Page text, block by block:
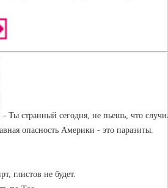
- Ты странный сегодня, не пьешь, что
опасность Америки - это паразиты.
глистов не будет.